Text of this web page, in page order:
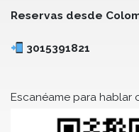
Reservas desde
3015391821
Escanéame para hablar